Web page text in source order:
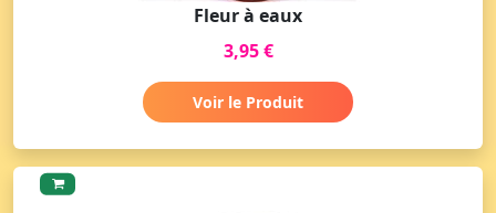
Fleur à eaux
3,95 €
Voir le Produit